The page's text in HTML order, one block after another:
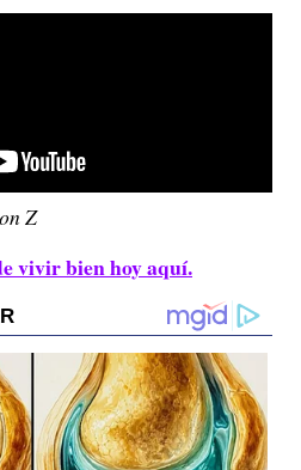
Z
vivir bien hoy aquí.